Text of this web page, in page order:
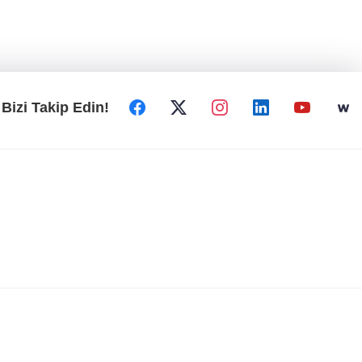
Bizi Takip Edin!